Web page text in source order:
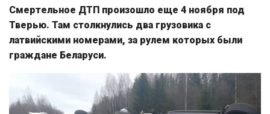
Смертельное ДТП произошло еще 4 ноября под
Тверью. Там столкнулись два грузовика с
латвийскими номерами, за рулем которых были
граждане Беларуси.